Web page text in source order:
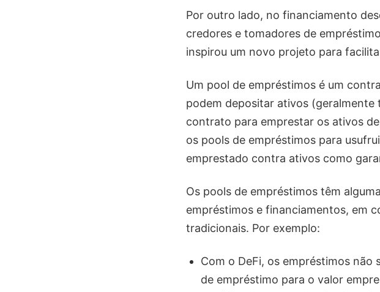
Por outro lado, no financiamento
credores e tomadores de
inspirou um novo projeto para
Um pool de empréstimos é um
podem depositar ativos (geralmente
contrato para emprestar os ativos
os pools de empréstimos para
emprestado contra ativos como
Os pools de empréstimos têm
empréstimos e financiamentos, em
tradicionais. Por exemplo:
Com o DeFi, os empréstimos não
de empréstimo para o valor